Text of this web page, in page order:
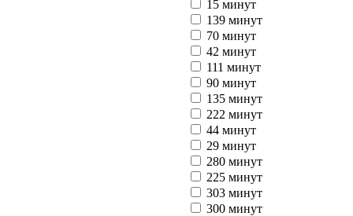
15 минут
139 минут
70 минут
42 минут
111 минут
90 минут
135 минут
222 минут
44 минут
29 минут
280 минут
225 минут
303 минут
300 минут